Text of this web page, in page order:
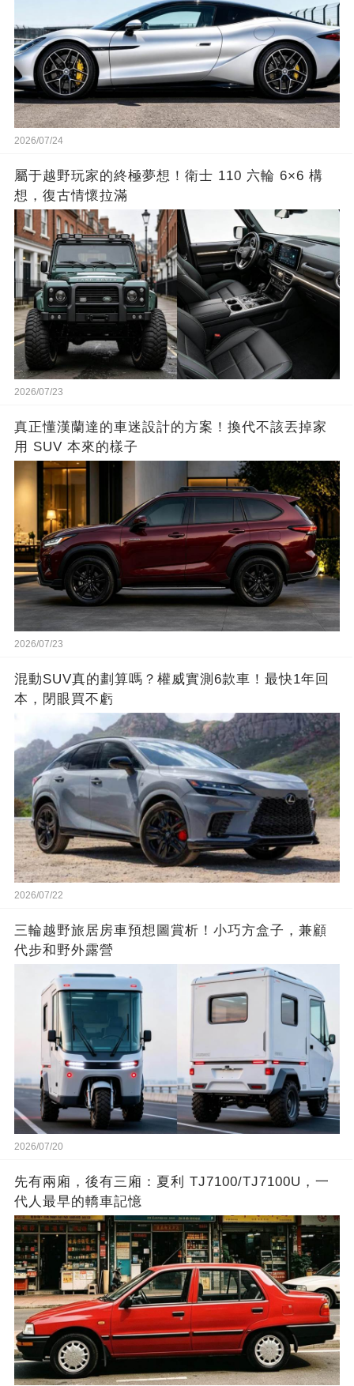
2026/07/24
屬于越野玩家的終極夢想！衛士 110 六輪 6×6 構
想，復古情懷拉滿
2026/07/23
真正懂漢蘭達的車迷設計的方案！換代不該丟掉家
用 SUV 本來的樣子
2026/07/23
混動SUV真的劃算嗎？權威實測6款車！最快1年回
本，閉眼買不虧
2026/07/22
三輪越野旅居房車預想圖賞析！小巧方盒子，兼顧
代步和野外露營
2026/07/20
先有兩廂，後有三廂：夏利 TJ7100/TJ7100U，一
代人最早的轎車記憶